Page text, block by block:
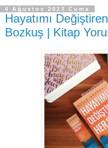
4 Ağustos 2023 Cuma
Hayatımı
Bozkuş | Kitap